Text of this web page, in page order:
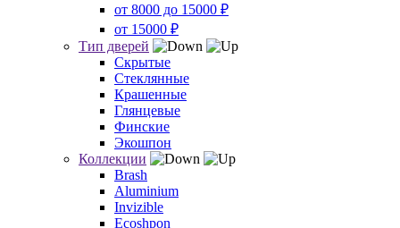
от 8000 до 15000 ₽
от 15000 ₽
Тип дверей
Скрытые
Стеклянные
Крашенные
Глянцевые
Финские
Экошпон
Коллекции
Brash
Aluminium
Invizible
Ecoshpon